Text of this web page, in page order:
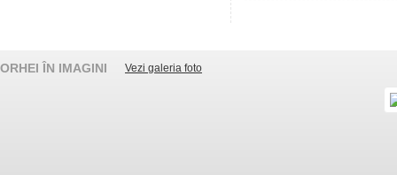
ORHEI ÎN IMAGINI Vezi galeria foto